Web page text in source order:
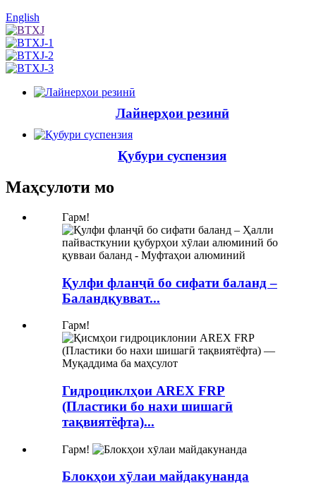
English
Лайнерҳои резинӣ
Қубури суспензия
Маҳсулоти мо
Гарм!
Қулфи фланҷӣ бо сифати баланд –
Баландқувват...
Гарм!
Гидроциклҳои AREX FRP
(Пластики бо нахи шишагӣ
тақвиятёфта)...
Гарм!
Блокҳои хӯлаи майдакунанда